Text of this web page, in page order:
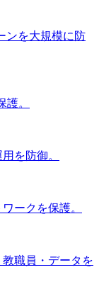
ンを大規模に防
。
を防御。
ークを保護。
職員・データを